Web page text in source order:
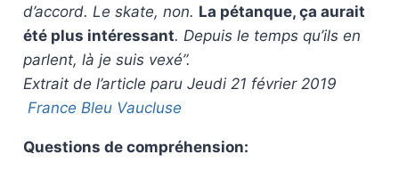
d’accord. Le skate, non. La pétanque, ça aurait
été plus intéressant. Depuis le temps qu’ils en
parlent, là je suis vexé”.
Extrait de l’article paru Jeudi 21 février 2019
France Bleu Vaucluse
Questions de compréhension: